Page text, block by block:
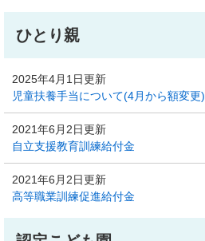
ひとり親
2025年4月1日更新
児童扶養手当について(4月から額変更)
2021年6月2日更新
自立支援教育訓練給付金
2021年6月2日更新
高等職業訓練促進給付金